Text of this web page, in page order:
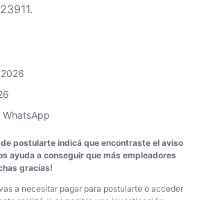
postularte indicá que encontraste el aviso
ayuda a conseguir que más empleadores
gracias!
a necesitar pagar para postularte o acceder